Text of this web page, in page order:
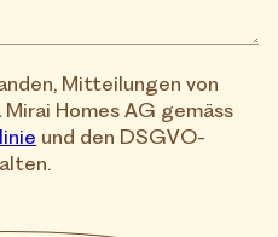
Mitteilungen von
Homes AG gemäss
und den DSGVO-